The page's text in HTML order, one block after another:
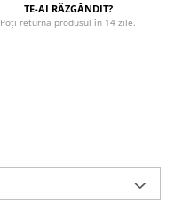
TE-AI RĂZGÂNDIT?
Poți returna produsul în 14 zile.